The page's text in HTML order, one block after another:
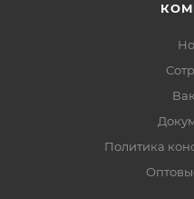
Политика